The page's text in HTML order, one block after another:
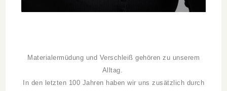
Materialermüdung und Verschleiß gehören zu unserem
Alltag.
In den letzten 100 Jahren haben wir uns zusätzlich durch